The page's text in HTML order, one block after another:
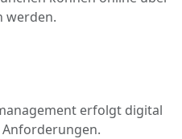
werden.
erfolgt digital